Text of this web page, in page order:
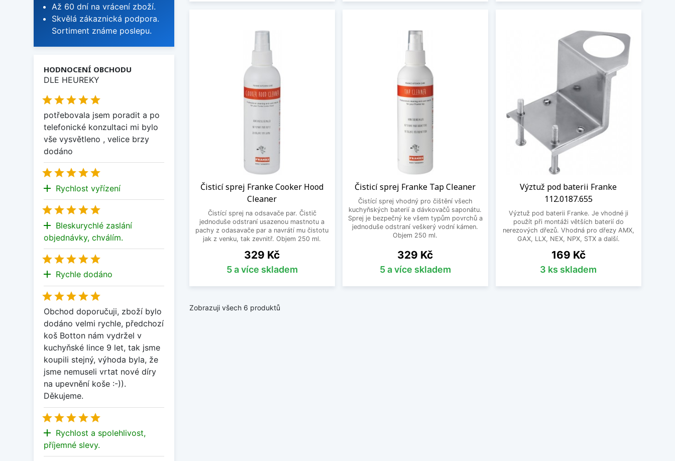
Až 60 dní na vrácení zboží.
Skvělá zákaznická podpora.
Sortiment známe poslepu.
HODNOCENÍ OBCHODU
DLE HEUREKY

potřebovala jsem poradit a po
telefonické konzultaci mi bylo
vše vysvětleno , velice brzy
dodáno

add Rychlost vyřízení

add Bleskurychlé zaslání
objednávky, chválím.

add Rychle dodáno

Obchod doporučuji, zboží bylo
dodáno velmi rychle, předchozí
koš Botton nám vydržel v
kuchyňské lince 9 let, tak jsme
koupili stejný, výhoda byla, že
jsme nemuseli vrtat nové díry
na upevnění koše :-)).
Děkujeme.

add Rychlost a spolehlivost,
příjemné slevy.
Čisticí sprej Franke Cooker Hood
Cleaner
Čistící sprej na odsavače par. Čistič
jednoduše odstraní usazenou mastnotu a
pachy z odasavače par a navrátí mu čistotu
jak z venku, tak zevnitř. Objem 250 ml.
Cena
329 Kč
5 a více skladem
Čisticí sprej Franke Tap Cleaner
Čistící sprej vhodný pro čištění všech
kuchyňských baterií a dávkovačů saponátu.
Sprej je bezpečný ke všem typům povrchů a
jednoduše odstraní veškerý vodní kámen.
Objem 250 ml.
Cena
329 Kč
5 a více skladem
Výztuž pod baterii Franke
112.0187.655
Výztuž pod baterii Franke. Je vhodné ji
použít při montáži větších baterií do
nerezových dřezů. Vhodná pro dřezy AMX,
GAX, LLX, NEX, NPX, STX a další.
Cena
169 Kč
3 ks skladem
Zobrazuji všech 6 produktů